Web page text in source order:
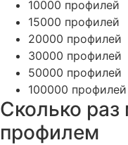
10000 профилей
15000 профилей
20000 профилей
30000 профилей
50000 профилей
100000 профилей
Сколько
профилем